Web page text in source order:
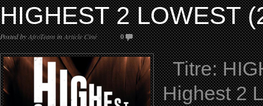
HIGHEST 2 LOWEST
Posted byAfroTeaminArticle Ciné 0
Titre:
Highest 2